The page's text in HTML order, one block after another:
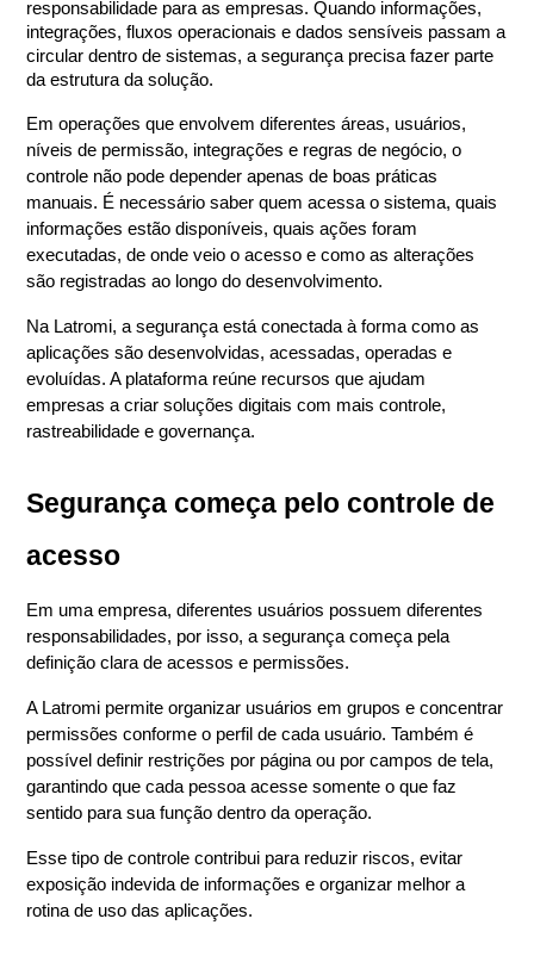
responsabilidade para as empresas. Quando informações,
integrações, fluxos operacionais e dados sensíveis passam a
circular dentro de sistemas, a segurança precisa fazer parte
da estrutura da solução.
Em operações que envolvem diferentes áreas, usuários,
níveis de permissão, integrações e regras de negócio, o
controle não pode depender apenas de boas práticas
manuais. É necessário saber quem acessa o sistema, quais
informações estão disponíveis, quais ações foram
executadas, de onde veio o acesso e como as alterações
são registradas ao longo do desenvolvimento.
Na Latromi, a segurança está conectada à forma como as
aplicações são desenvolvidas, acessadas, operadas e
evoluídas. A plataforma reúne recursos que ajudam
empresas a criar soluções digitais com mais controle,
rastreabilidade e governança.
Segurança começa pelo controle de
acesso
Em uma empresa, diferentes usuários possuem diferentes
responsabilidades, por isso, a segurança começa pela
definição clara de acessos e permissões.
A Latromi permite organizar usuários em grupos e concentrar
permissões conforme o perfil de cada usuário. Também é
possível definir restrições por página ou por campos de tela,
garantindo que cada pessoa acesse somente o que faz
sentido para sua função dentro da operação.
Esse tipo de controle contribui para reduzir riscos, evitar
exposição indevida de informações e organizar melhor a
rotina de uso das aplicações.